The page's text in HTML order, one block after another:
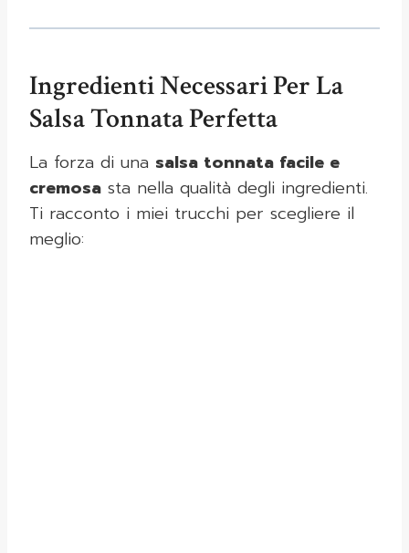
Ingredienti Necessari Per La
Salsa Tonnata Perfetta
La forza di una salsa tonnata facile e
cremosa sta nella qualità degli ingredienti.
Ti racconto i miei trucchi per scegliere il
meglio: